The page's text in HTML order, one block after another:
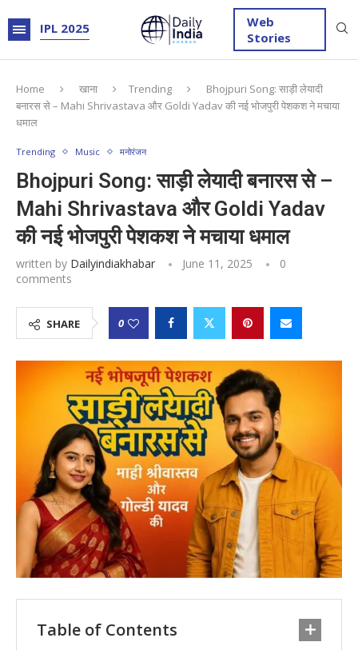
IPL 2025
Web
Stories
Home खाना Trending
Bhojpuri Song: साड़ी लेयादी
बनारस से – Mahi Shrivastava और Goldi Yadav की नई भोजपुरी पेशकश ने मचाया
धमाल
Trending Music मनोरंजन
Bhojpuri Song: साड़ी लेयादी बनारस से –
Mahi Shrivastava और Goldi Yadav
की नई भोजपुरी पेशकश ने मचाया धमाल
written by Dailyindiakhabar June 11, 2025
0
comments
SHARE 0
Table of Contents